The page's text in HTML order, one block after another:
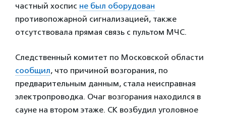
частный хоспис не был оборудован
противопожарной сигнализацией, также
отсутствовала прямая связь с пультом МЧС.
Следственный комитет по Московской области
сообщил, что причиной возгорания, по
предварительным данным, стала неисправная
электропроводка. Очаг возгорания находился в
сауне на втором этаже. СК возбудил уголовное